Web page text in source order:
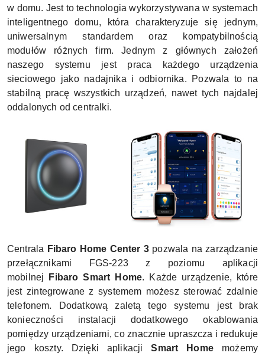
w domu. Jest to technologia wykorzystywana w systemach
inteligentnego domu, która charakteryzuje się jednym,
uniwersalnym standardem oraz kompatybilnością
modułów różnych firm. Jednym z głównych założeń
naszego systemu jest praca każdego urządzenia
sieciowego jako nadajnika i odbiornika. Pozwala to na
stabilną pracę wszystkich urządzeń, nawet tych najdalej
oddalonych od centralki.
Centrala Fibaro Home Center 3 pozwala na zarządzanie
przełącznikami FGS-223 z poziomu aplikacji
mobilnej
Fibaro Smart Home. Każde urządzenie, które
jest zintegrowane z systemem możesz sterować zdalnie
telefonem. Dodatkową zaletą tego systemu jest brak
konieczności instalacji dodatkowego okablowania
pomiędzy urządzeniami, co znacznie upraszcza i redukuje
jego koszty. Dzięki aplikacjiSmart Homemożemy